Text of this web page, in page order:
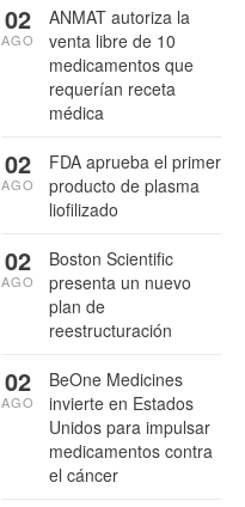
ANMAT autoriza la
venta libre de 10
medicamentos que
requerían receta
médica
02
AGO
FDA aprueba el primer
producto de plasma
liofilizado
02
AGO
Boston Scientific
presenta un nuevo
plan de
reestructuración
02
AGO
BeOne Medicines
invierte en Estados
Unidos para impulsar
medicamentos contra
el cáncer
02
AGO